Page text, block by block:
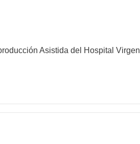
Asistida del Hospital Virgen